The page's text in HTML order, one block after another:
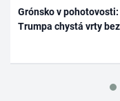
Grónsko v
Trumpa chystá vrty